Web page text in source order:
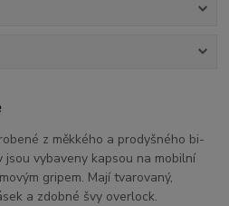
z měkkého a prodyšného bi-
vybaveny kapsou na mobilní
gripem. Mají tvarovaný,
a zdobné švy overlock.